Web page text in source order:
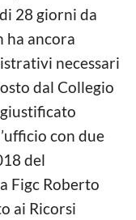
28 giorni da
ha ancora
necessari
dal Collegio
con due
del
Figc Roberto
ai Ricorsi